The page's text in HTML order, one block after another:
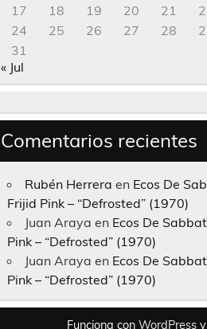
17
18 19 20 21
24
25 26 27 28
31
« Jul
Comentarios recientes
Rubén Herrera en Ecos De
Frijid Pink – “Defrosted” (1970)
Juan Araya en Ecos De
Pink – “Defrosted” (1970)
Juan Araya en Ecos De
Pink – “Defrosted” (1970)
Funciona con WordPress y